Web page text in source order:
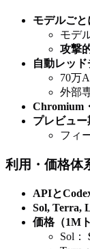
モデルご
モデ
攻撃
自動レッド
70万
外部
Chromium
プレビュ
フィ
利用・価格体
APIと
Sol, Terra,
価格（1M
Sol：